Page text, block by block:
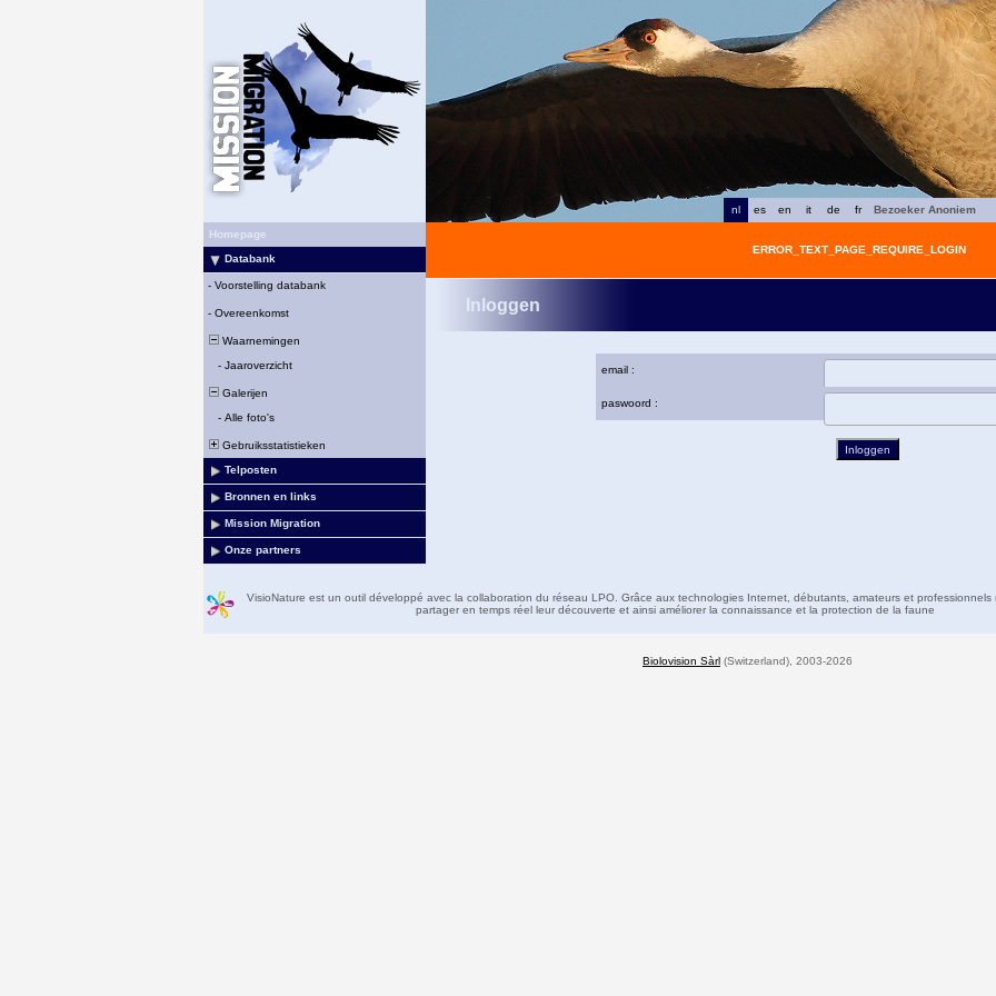
fr
de
it
en
es
nl
Bezoeker Anoniem
Homepage
Databank
- Voorstelling databank
- Overeenkomst
Waarnemingen
- Jaaroverzicht
Galerijen
- Alle foto's
Gebruiksstatistieken
Telposten
Bronnen en links
Mission Migration
Onze partners
ERROR_TEXT_PAGE_REQUIRE_LOGIN
Inloggen
email :
paswoord :
VisioNature est un outil développé avec la collaboration du réseau LPO. Grâce aux technologies Internet, débutants, amateurs et professionnels
partager en temps réel leur découverte et ainsi améliorer la connaissance et la protection de la faune
Biolovision Sàrl (Switzerland), 2003-2026